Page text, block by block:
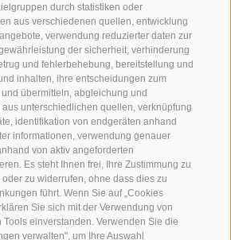
durch statistiken oder
aus verschiedenen quellen, entwicklung
verwendung reduzierter daten zur
der sicherheit, verhinderung
und fehlerbehebung, bereitstellung und
inhalten, ihre entscheidungen zum
übermitteln, abgleichung und
unterschiedlichen quellen, verknüpfung
identifikation von endgeräten anhand
informationen, verwendung genauer
von aktiv angeforderten
Es steht Ihnen frei, Ihre Zustimmung zu
zu widerrufen, ohne dass dies zu
führt. Wenn Sie auf „Cookies
Sie sich mit der Verwendung von
einverstanden. Verwenden Sie die
verwalten", um Ihre Auswahl
UNS
0472 765 325
am Laufenden